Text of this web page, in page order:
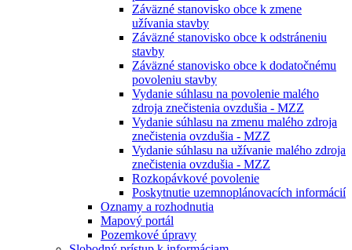
Záväzné stanovisko obce k zmene
užívania stavby
Záväzné stanovisko obce k odstráneniu
stavby
Záväzné stanovisko obce k dodatočnému
povoleniu stavby
Vydanie súhlasu na povolenie malého
zdroja znečistenia ovzdušia - MZZ
Vydanie súhlasu na zmenu malého zdroja
znečistenia ovzdušia - MZZ
Vydanie súhlasu na užívanie malého zdroja
znečistenia ovzdušia - MZZ
Rozkopávkové povolenie
Poskytnutie uzemnoplánovacích informácií
Oznamy a rozhodnutia
Mapový portál
Pozemkové úpravy